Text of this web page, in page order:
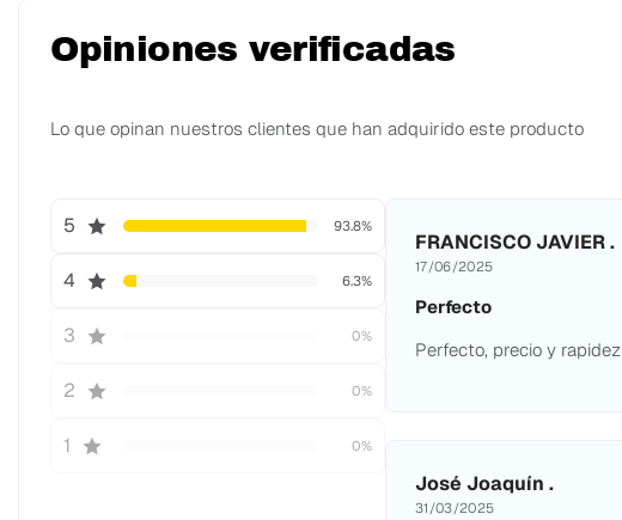
Opiniones verificadas
Lo que opinan nuestros clientes que han adquirido este producto
5 93.8%
4 6.3%
3 0%
2 0%
1 0%
FRANCISCO JAVIER .
17/06/2025
Perfecto
Perfecto, precio y rapidez
José Joaquín .
31/03/2025